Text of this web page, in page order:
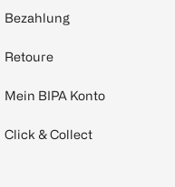
Bezahlung
Retoure
Mein BIPA Konto
Click & Collect